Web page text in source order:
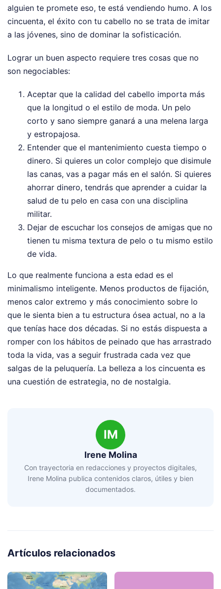
alguien te promete eso, te está vendiendo humo. A los
cincuenta, el éxito con tu cabello no se trata de imitar
a las jóvenes, sino de dominar la sofisticación.
Lograr un buen aspecto requiere tres cosas que no
son negociables:
Aceptar que la calidad del cabello importa más
que la longitud o el estilo de moda. Un pelo
corto y sano siempre ganará a una melena larga
y estropajosa.
Entender que el mantenimiento cuesta tiempo o
dinero. Si quieres un color complejo que disimule
las canas, vas a pagar más en el salón. Si quieres
ahorrar dinero, tendrás que aprender a cuidar la
salud de tu pelo en casa con una disciplina
militar.
Dejar de escuchar los consejos de amigas que no
tienen tu misma textura de pelo o tu mismo estilo
de vida.
Lo que realmente funciona a esta edad es el
minimalismo inteligente. Menos productos de fijación,
menos calor extremo y más conocimiento sobre lo
que le sienta bien a tu estructura ósea actual, no a la
que tenías hace dos décadas. Si no estás dispuesta a
romper con los hábitos de peinado que has arrastrado
toda la vida, vas a seguir frustrada cada vez que
salgas de la peluquería. La belleza a los cincuenta es
una cuestión de estrategia, no de nostalgia.
IM
Irene Molina
Con trayectoria en redacciones y proyectos digitales,
Irene Molina publica contenidos claros, útiles y bien
documentados.
Artículos relacionados